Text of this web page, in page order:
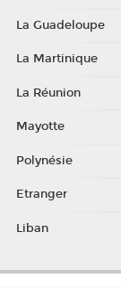
La Guadeloupe
La Martinique
La Réunion
Mayotte
Polynésie
Etranger
Liban